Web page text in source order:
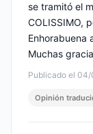
Publicado el
se tramitó el
COLISSIMO,
Enhorabuena
Muchas
Opinión